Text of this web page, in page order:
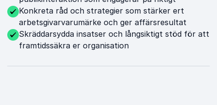
Konkreta råd och strategier som stärker ert
arbetsgivarvarumärke och ger affärsresultat
Skräddarsydda insatser och långsiktigt stöd för att
framtidssäkra er organisation